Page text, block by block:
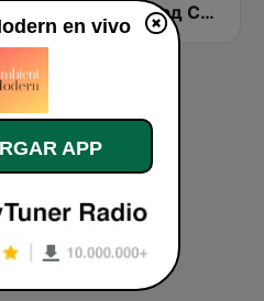
Рекорд Chillout (Record Chillout)
en vivo
APP